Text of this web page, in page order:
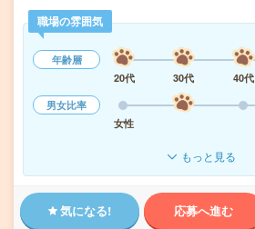
職場の雰囲気
年齢層
20代
30代 40代
男女比率
女性
もっと見る
気になる! 応募へ進む